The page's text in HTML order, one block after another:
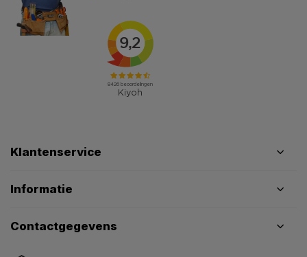
Klantenservice
Informatie
Contactgegevens